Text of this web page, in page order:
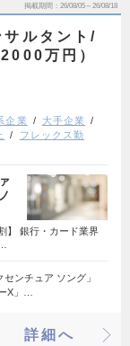
掲載期間 26/08/05～26/08/18
サルタント/
万円）
企業
大手企業
フレックス勤
】 銀行・カード業界
ンチュア ソング」
X」…
詳細へ